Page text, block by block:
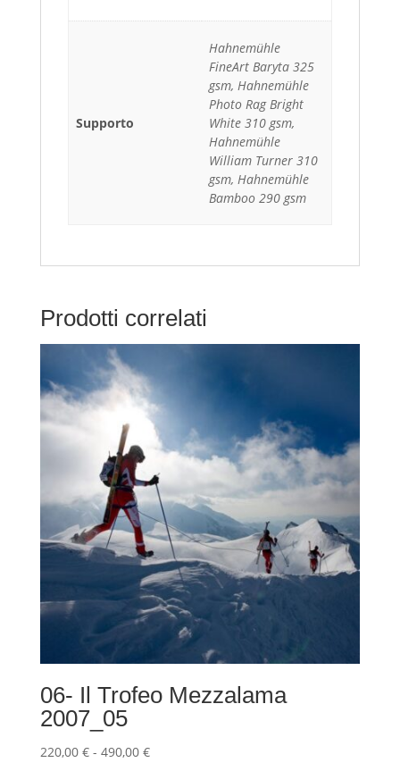
Supporto
Hahnemühle
FineArt Baryta 325
gsm, Hahnemühle
Photo Rag Bright
White 310 gsm,
Hahnemühle
William Turner 310
gsm, Hahnemühle
Bamboo 290 gsm
Prodotti correlati
06- Il Trofeo Mezzalama
2007_05
220,00 € - 490,00 €Fascia